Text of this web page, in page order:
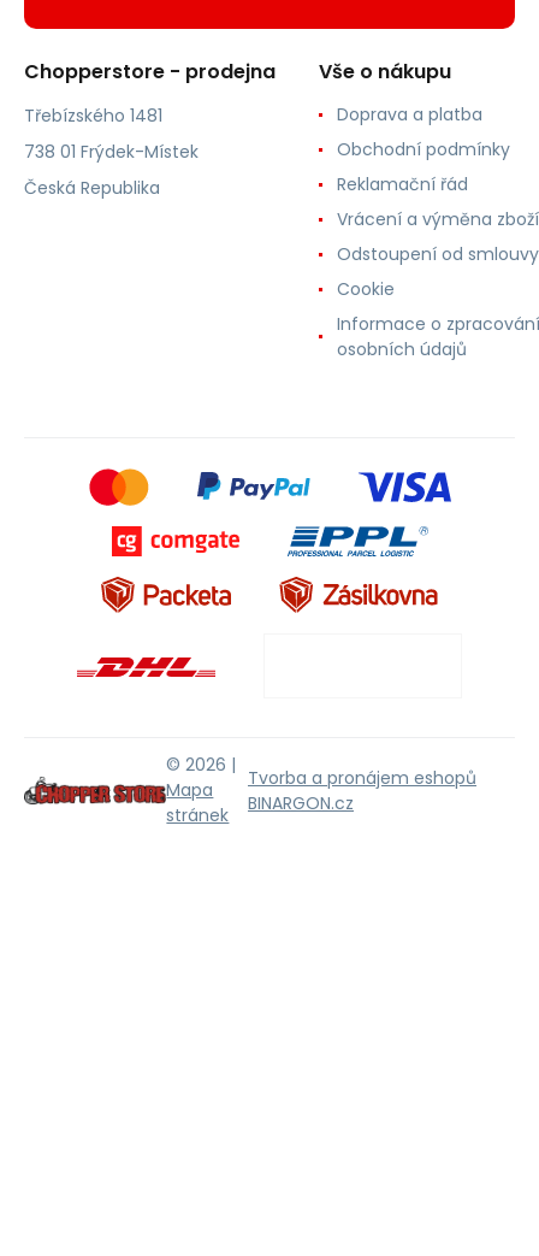
Chopperstore - prodejna
Třebízského 1481
738 01 Frýdek-Místek
Česká Republika
Vše o nákupu
Doprava a platba
Obchodní podmínky
Reklamační řád
Vrácení a výměna zboží
Odstoupení od smlouvy
Cookie
Informace o zpracování
osobních údajů
© 2026 |
Mapa
stránek
Tvorba a pronájem eshopů
BINARGON.cz